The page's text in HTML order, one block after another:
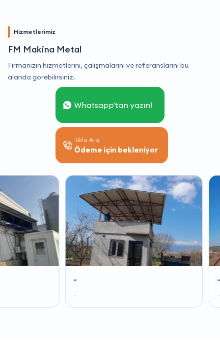
Hizmetlerimiz
FM Makina Metal
Firmanızın hizmetlerini, çalışmalarını ve referanslarını bu
alanda görebilirsiniz.
Whatsapp'tan yazın!
Tıkla Ara
Ödeme için bekleniyor